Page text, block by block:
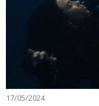
17/05/2024